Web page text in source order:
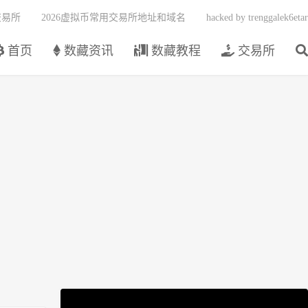
首页 数藏资讯 数藏教程 交易所
所 2026虚拟币常用交易所地址和域名 hacked by trenggalek6etar